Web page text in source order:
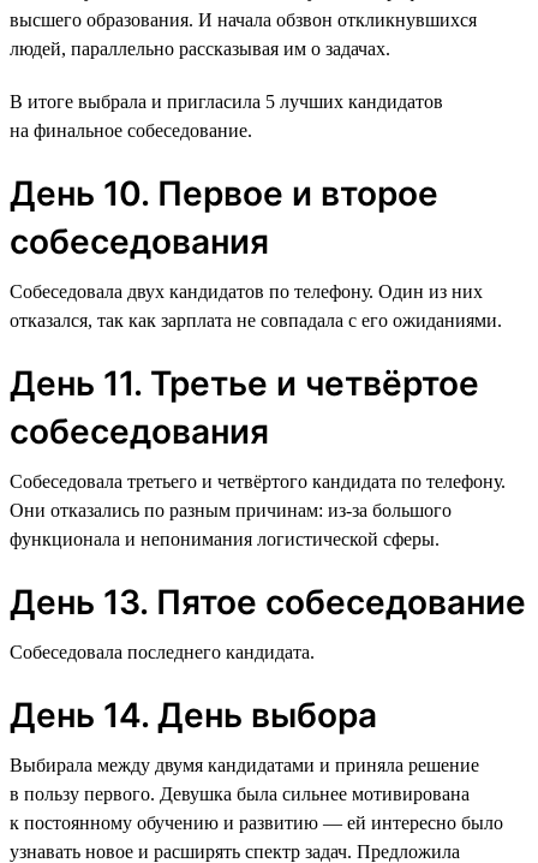
высшего образования. И начала обзвон откликнувшихся
людей, параллельно рассказывая им о задачах.
В итоге выбрала и пригласила 5 лучших кандидатов
на финальное собеседование.
День 10. Первое и второе
собеседования
Собеседовала двух кандидатов по телефону. Один из них
отказался, так как зарплата не совпадала с его ожиданиями.
День 11. Третье и четвёртое
собеседования
Собеседовала третьего и четвёртого кандидата по телефону.
Они отказались по разным причинам: из-за большого
функционала и непонимания логистической сферы.
День 13. Пятое собеседование
Собеседовала последнего кандидата.
День 14. День выбора
Выбирала между двумя кандидатами и приняла решение
в пользу первого. Девушка была сильнее мотивирована
к постоянному обучению и развитию — ей интересно было
узнавать новое и расширять спектр задач. Предложила